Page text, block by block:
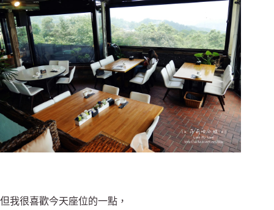
但我很喜歡今天座位的一點，